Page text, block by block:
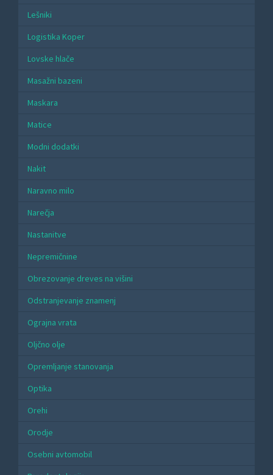
Lešniki
Logistika Koper
Lovske hlače
Masažni bazeni
Maskara
Matice
Modni dodatki
Nakit
Naravno milo
Narečja
Nastanitve
Nepremičnine
Obrezovanje dreves na višini
Odstranjevanje znamenj
Ograjna vrata
Oljčno olje
Opremljanje stanovanja
Optika
Orehi
Orodje
Osebni avtomobil